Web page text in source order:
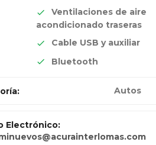
Ventilaciones de aire
acondicionado traseras
Cable USB y auxiliar
Bluetooth
Autos
Electrónico: